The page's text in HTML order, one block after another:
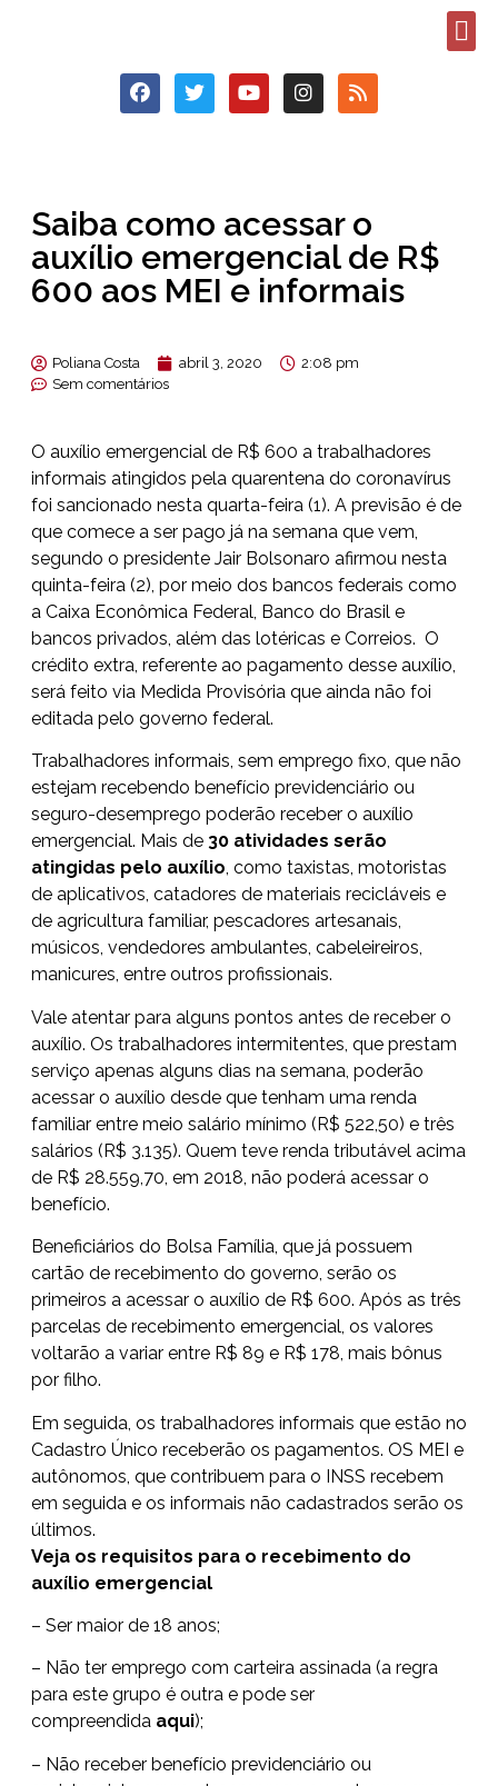
Saiba como acessar o
auxílio emergencial de R$
600 aos MEI e informais
Poliana Costa abril 3, 2020
2:08 pm
Sem comentários
O auxílio emergencial de R$ 600 a trabalhadores
informais atingidos pela quarentena do coronavírus
foi sancionado nesta quarta-feira (1). A previsão é de
que comece a ser pago já na semana que vem,
segundo o presidente Jair Bolsonaro afirmou nesta
quinta-feira (2), por meio dos bancos federais como
a Caixa Econômica Federal, Banco do Brasil e
bancos privados, além das lotéricas e Correios. O
crédito extra, referente ao pagamento desse auxílio,
será feito via Medida Provisória que ainda não foi
editada pelo governo federal.
Trabalhadores informais, sem emprego fixo, que não
estejam recebendo benefício previdenciário ou
seguro-desemprego poderão receber o auxílio
emergencial. Mais de 30 atividades serão
atingidas pelo auxílio, como taxistas, motoristas
de aplicativos, catadores de materiais recicláveis e
de agricultura familiar, pescadores artesanais,
músicos, vendedores ambulantes, cabeleireiros,
manicures, entre outros profissionais.
Vale atentar para alguns pontos antes de receber o
auxílio. Os trabalhadores intermitentes, que prestam
serviço apenas alguns dias na semana, poderão
acessar o auxílio desde que tenham uma renda
familiar entre meio salário mínimo (R$ 522,50) e três
salários (R$ 3.135). Quem teve renda tributável acima
de R$ 28.559,70, em 2018, não poderá acessar o
benefício.
Beneficiários do Bolsa Família, que já possuem
cartão de recebimento do governo, serão os
primeiros a acessar o auxílio de R$ 600. Após as três
parcelas de recebimento emergencial, os valores
voltarão a variar entre R$ 89 e R$ 178, mais bônus
por filho.
Em seguida, os trabalhadores informais que estão no
Cadastro Único receberão os pagamentos. OS MEI e
autônomos, que contribuem para o INSS recebem
em seguida e os informais não cadastrados serão os
últimos.
Veja os requisitos para o recebimento do
auxílio emergencial
– Ser maior de 18 anos;
– Não ter emprego com carteira assinada (a regra
para este grupo é outra e pode ser
compreendida aqui);
– Não receber benefício previdenciário ou